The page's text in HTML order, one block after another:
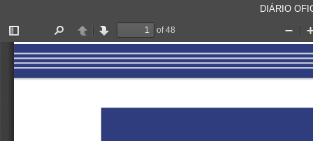
DIÁRIO